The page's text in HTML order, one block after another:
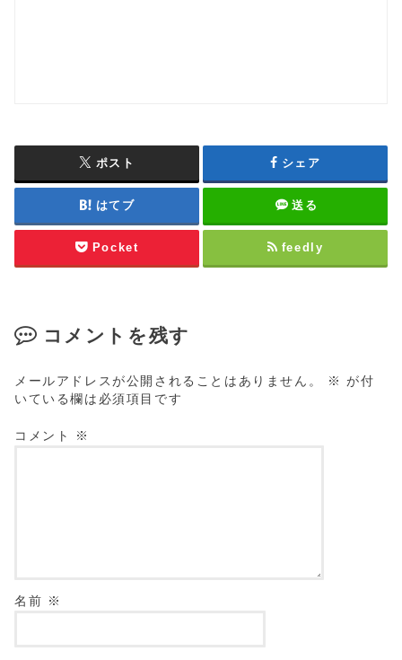
ポスト シェア
はてブ 送る
Pocket feedly
コメントを残す
メールアドレスが公開されることはありません。 ※ が付
いている欄は必須項目です
コメント ※
名前 ※